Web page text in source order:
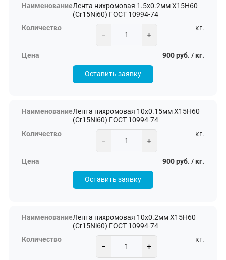
Лента нихромовая 1.5х0.2мм Х15Н60
(Cr15Ni60) ГОСТ 10994-74
− +
кг.
900 руб. / кг.
Оставить заявку
Лента нихромовая 10х0.15мм Х15Н60
(Cr15Ni60) ГОСТ 10994-74
− +
кг.
900 руб. / кг.
Оставить заявку
Лента нихромовая 10х0.2мм Х15Н60
(Cr15Ni60) ГОСТ 10994-74
− +
кг.